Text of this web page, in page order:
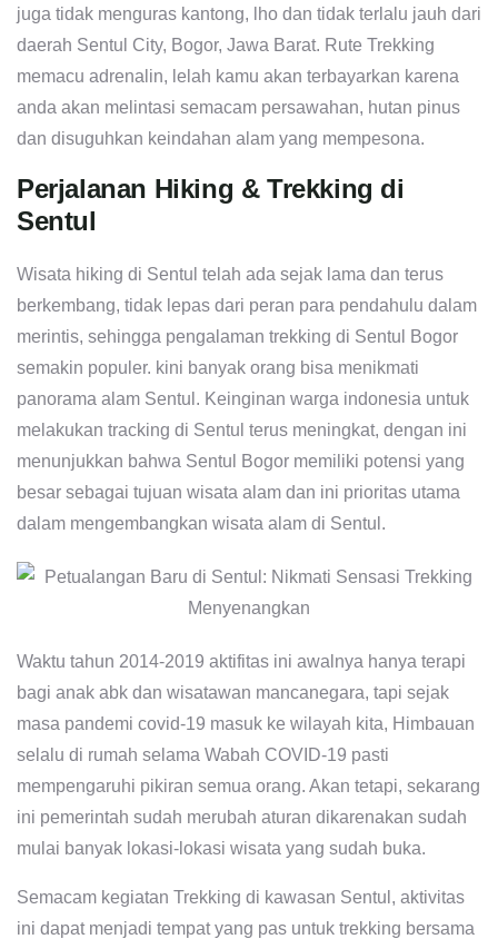
juga tidak menguras kantong, lho dan tidak terlalu jauh dari
daerah Sentul City, Bogor, Jawa Barat. Rute Trekking
memacu adrenalin, lelah kamu akan terbayarkan karena
anda akan melintasi semacam persawahan, hutan pinus
dan disuguhkan keindahan alam yang mempesona.
Perjalanan Hiking & Trekking di
Sentul
Wisata hiking di Sentul telah ada sejak lama dan terus
berkembang, tidak lepas dari peran para pendahulu dalam
merintis, sehingga pengalaman trekking di Sentul Bogor
semakin populer. kini banyak orang bisa menikmati
panorama alam Sentul. Keinginan warga indonesia untuk
melakukan tracking di Sentul terus meningkat, dengan ini
menunjukkan bahwa Sentul Bogor memiliki potensi yang
besar sebagai tujuan wisata alam dan ini prioritas utama
dalam mengembangkan wisata alam di Sentul.
Waktu tahun 2014-2019 aktifitas ini awalnya hanya terapi
bagi anak abk dan wisatawan mancanegara, tapi sejak
masa pandemi covid-19 masuk ke wilayah kita, Himbauan
selalu di rumah selama Wabah COVID-19 pasti
mempengaruhi pikiran semua orang. Akan tetapi, sekarang
ini pemerintah sudah merubah aturan dikarenakan sudah
mulai banyak lokasi-lokasi wisata yang sudah buka.
Semacam kegiatan Trekking di kawasan Sentul, aktivitas
ini dapat menjadi tempat yang pas untuk trekking bersama